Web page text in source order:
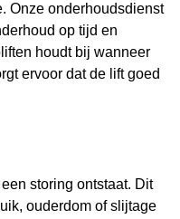
Onze onderhoudsdienst
op tijd en
houdt bij wanneer
ervoor dat de lift goed
storing ontstaat. Dit
ouderdom of slijtage